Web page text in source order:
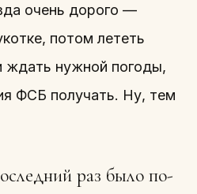
очень дорого —
потом лететь
ждать нужной погоды,
ФСБ получать. Ну, тем
раз было по-